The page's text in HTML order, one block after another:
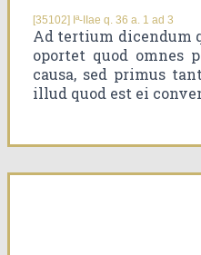
[35102] Iª-IIae q. 36 a. 1 ad 3
Ad tertium dicendum
oportet quod omnes
causa, sed primus
illud quod est ei